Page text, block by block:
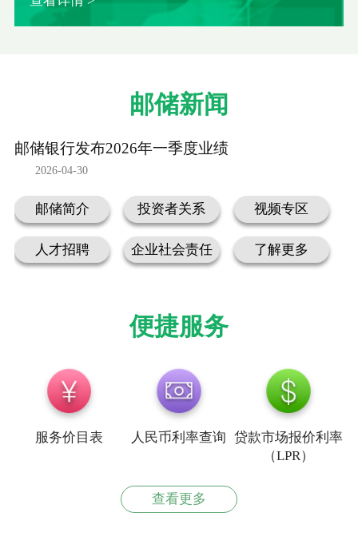
邮储新闻
邮储银行发布2026年一季度业绩
2026-04-30
邮储简介 投资者关系 视频专区
人才招聘 企业社会责任 了解更多
便捷服务
服务价目表 人民币利率查询 贷款市场报价利率
（LPR）
查看更多